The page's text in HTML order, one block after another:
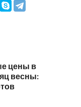
цены в
весны: